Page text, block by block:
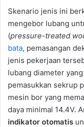
Skenario jenis ini
mengebor lubang
(pressure-treated
bata, pemasangan
jenis pekerjaan
lubang diameter
pemasukkan sekrup
mesin bor yang
daya minimal 14.4V.
indikator otomatis